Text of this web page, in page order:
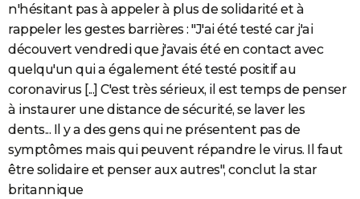
n'hésitant pas à appeler à plus de solidarité et à
rappeler les gestes barrières : "J'ai été testé car j'ai
découvert vendredi que j'avais été en contact avec
quelqu'un qui a également été testé positif au
coronavirus [...] C'est très sérieux, il est temps de penser
à instaurer une distance de sécurité, se laver les
dents... Il y a des gens qui ne présentent pas de
symptômes mais qui peuvent répandre le virus. Il faut
être solidaire et penser aux autres", conclut la star
britannique